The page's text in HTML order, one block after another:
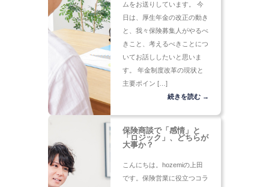
ムをお送りしています。 今
日は、厚生年金の改正の動き
と、我々保険募集人がやるべ
きこと、考えるべきことにつ
いてお話ししたいと思いま
す。 年金制度改革の現状と
主要ポイン […]
続きを読む →
保険商談で「感情」と
「ロジック」、どちらが
大事か？
こんにちは。hozemiの上田
です。保険営業に役立つコラ